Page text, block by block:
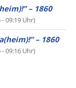
– 1860
- 09:19 Uhr)
– 1860
- 09:16 Uhr)